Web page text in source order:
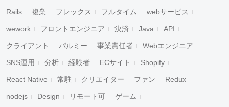
Rails 複業 フレックス フルタイム webサービス
wework フロントエンジニア 決済 Java API
クライアント パルミー 事業責任者 Webエンジニア
SNS運用 分析 経験者 ECサイト Shopify
React Native 常駐 クリエイター ファン Redux
nodejs Design リモート可 ゲーム